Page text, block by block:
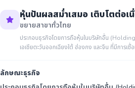
หุ้นปันผลสม่ำเสมอ เติบโตต่อเ
ขยายสาขาทั่วไทย
ประกอบธุรกิจโดยการถือหุ้นในบริษัทอื่น
เอเชียตะวันออกเฉียงใต้ ฮ่องกง และจีน ที่มีการเ
ลักษณะธุรกิจ